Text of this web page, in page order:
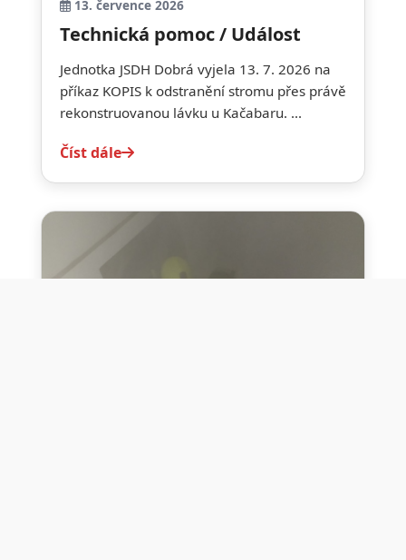
13. července 2026
Technická pomoc / Událost
Jednotka JSDH Dobrá vyjela 13. 7. 2026 na
příkaz KOPIS k odstranění stromu přes právě
rekonstruovanou lávku u Kačabaru. ...
Číst dále